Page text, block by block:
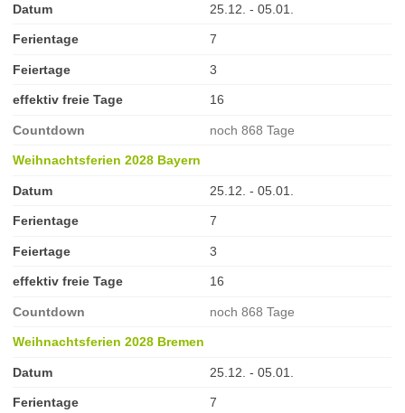
Datum 25.12. - 05.01.
Ferientage 7
Feiertage 3
effektiv freie Tage 16
Countdown noch 868 Tage
Weihnachtsferien 2028 Bayern
Datum 25.12. - 05.01.
Ferientage 7
Feiertage 3
effektiv freie Tage 16
Countdown noch 868 Tage
Weihnachtsferien 2028 Bremen
Datum 25.12. - 05.01.
Ferientage 7